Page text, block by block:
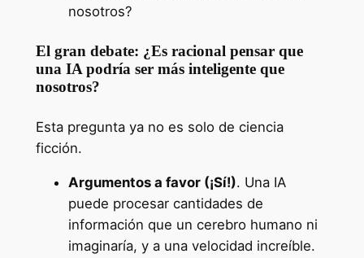
nosotros?
El gran debate: ¿Es racional pensar que
una IA podría ser más inteligente que
nosotros?
Esta pregunta ya no es solo de ciencia
ficción.
Argumentos a favor (¡Sí!). Una IA
puede procesar cantidades de
información que un cerebro humano ni
imaginaría, y a una velocidad increíble.